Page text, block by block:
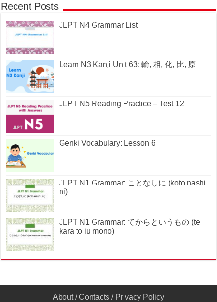
Recent Posts
JLPT N4 Grammar List
Learn N3 Kanji Unit 63: 輸, 相, 化, 比, 原
JLPT N5 Reading Practice – Test 12
Genki Vocabulary: Lesson 6
JLPT N1 Grammar: ことなしに (koto nashi
ni)
JLPT N1 Grammar: てからというもの (te
kara to iu mono)
About/Contacts / Privacy Policy